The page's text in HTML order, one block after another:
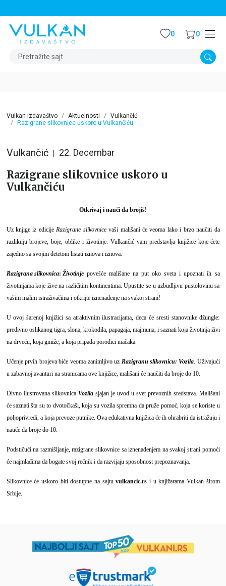
Pretražite sajt
0 0
Vulkan izdavaštvo Aktuelnosti
Vulkančić
Razigrane slikovnice uskoro u Vulkančiću
Vulkančić 22. Decembar
Razigrane slikovnice uskoro u
Vulkančiću
Otkrivaj i nauči da brojiš!
Uz knjige iz edicijeRazigrane slikovnicevaši mališani će veoma lako i brzo naučiti da
razlikuju brojeve, boje, oblike i životinje. Vulkančić vam predstavlja knjižice koje ćete
zajedno sa svojim detetom listati iznova i iznova.
Razigrana slikovnica: Životinjepovešće mališane na put oko sveta i upoznati ih sa
životinjama koje žive na različitim kontinentima. Upustite se u uzbudljivu pustolovinu sa
vašim malim istraživačima i otkrijte iznenađenje na svakoj strani!
U ovoj šarenoj knjižici sa atraktivnim ilustracijama, deca će sresti stanovnike džungle:
predivno oslikanog tigra, slona, krokodila, papagaja, majmuna, i saznati koja životinja živi
na drveću, koja gmiže, a koja pripada porodici mačaka.
Učenje prvih brojeva biće veoma zanimljivo uz Razigranu slikovnicu: Vozila. Uživajući
u zabavnoj avanturi na stranicama ove knjižice, mališani će naučiti da broje do 10.
Divno ilustrovana slikovnica Vozila sjajan je uvod u svet prevoznih sredstava. Mališani
će saznati šta su to dvotočkaši, koja su vozila spremna da pruže pomoć, koja se koriste u
poljoprivredi, a koja prevoze putnike. Ova edukativna knjižica će ih ohrabriti da istražuju i
nauče da broje do 10.
Podstičući na razmišljanje, razigrane slikovnice sa iznenađenjem na svakoj strani pomoći
će najmlađima da bogate svoj rečnik i da razvijaju sposobnost prepoznavanja.
Slikovnice će uskoro biti dostupne na sajtuvulkancic.rs i u knjižarama Vulkan širom
Srbije.